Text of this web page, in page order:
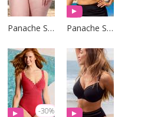
Panache Swim Panache Swim
-30%